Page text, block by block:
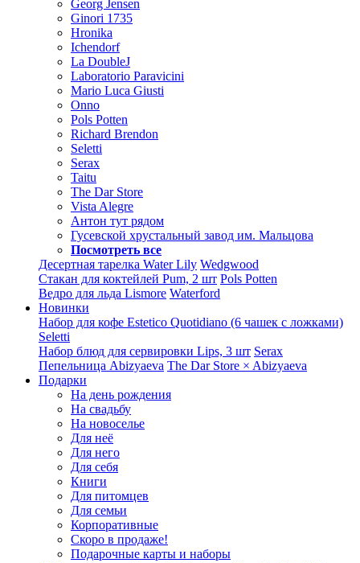
Georg Jensen
Ginori 1735
Hronika
Ichendorf
La DoubleJ
Laboratorio Paravicini
Mario Luca Giusti
Onno
Pols Potten
Richard Brendon
Seletti
Serax
Taitu
The Dar Store
Vista Alegre
Антон тут рядом
Гусевской хрустальный завод им. Мальцова
Посмотреть все
Десертная тарелка Water Lily Wedgwood
Стакан для коктейлей Pum, 2 шт Pols Potten
Ведро для льда Lismore Waterford
Новинки
Набор для кофе Estetico Quotidiano (6 чашек с ложками)
Seletti
Набор блюд для сервировки Lips, 3 шт Serax
Пепельница Abizyaeva The Dar Store × Abizyaeva
Подарки
На день рождения
На свадьбу
На новоселье
Для неё
Для него
Для себя
Книги
Для питомцев
Для семьи
Корпоративные
Скоро в продаже!
Подарочные карты и наборы